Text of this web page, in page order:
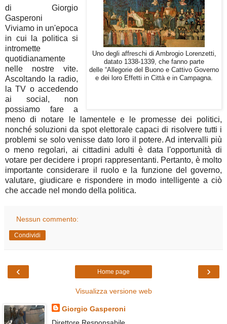
Uno degli affreschi di Ambrogio Lorenzetti,
datato 1338-1339, che fanno parte
delle “Allegorie del Buono e Cattivo Governo
e dei loro Effetti in Città e in Campagna.
di Giorgio
Gasperoni
Viviamo in un'epoca
in cui la politica si
intromette
quotidianamente
nelle nostre vite.
Ascoltando la radio,
la TV o accedendo
ai social, non
possiamo fare a
meno di notare le lamentele e le promesse dei politici,
nonché soluzioni da spot elettorale capaci di risolvere tutti i
problemi se solo venisse dato loro il potere. Ad intervalli più
o meno regolari, ai cittadini adulti è data l'opportunità di
votare per decidere i propri rappresentanti. Pertanto, è molto
importante considerare il ruolo e la funzione del governo,
valutare, giudicare e rispondere in modo intelligente a ciò
che accade nel mondo della politica.
Nessun commento:
Condividi
‹ ›
Home page
Visualizza versione web
Giorgio Gasperoni